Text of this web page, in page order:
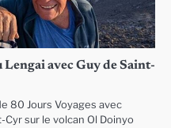
Lengai avec Guy de Saint-
80 Jours Voyages avec
sur le volcan Ol Doinyo